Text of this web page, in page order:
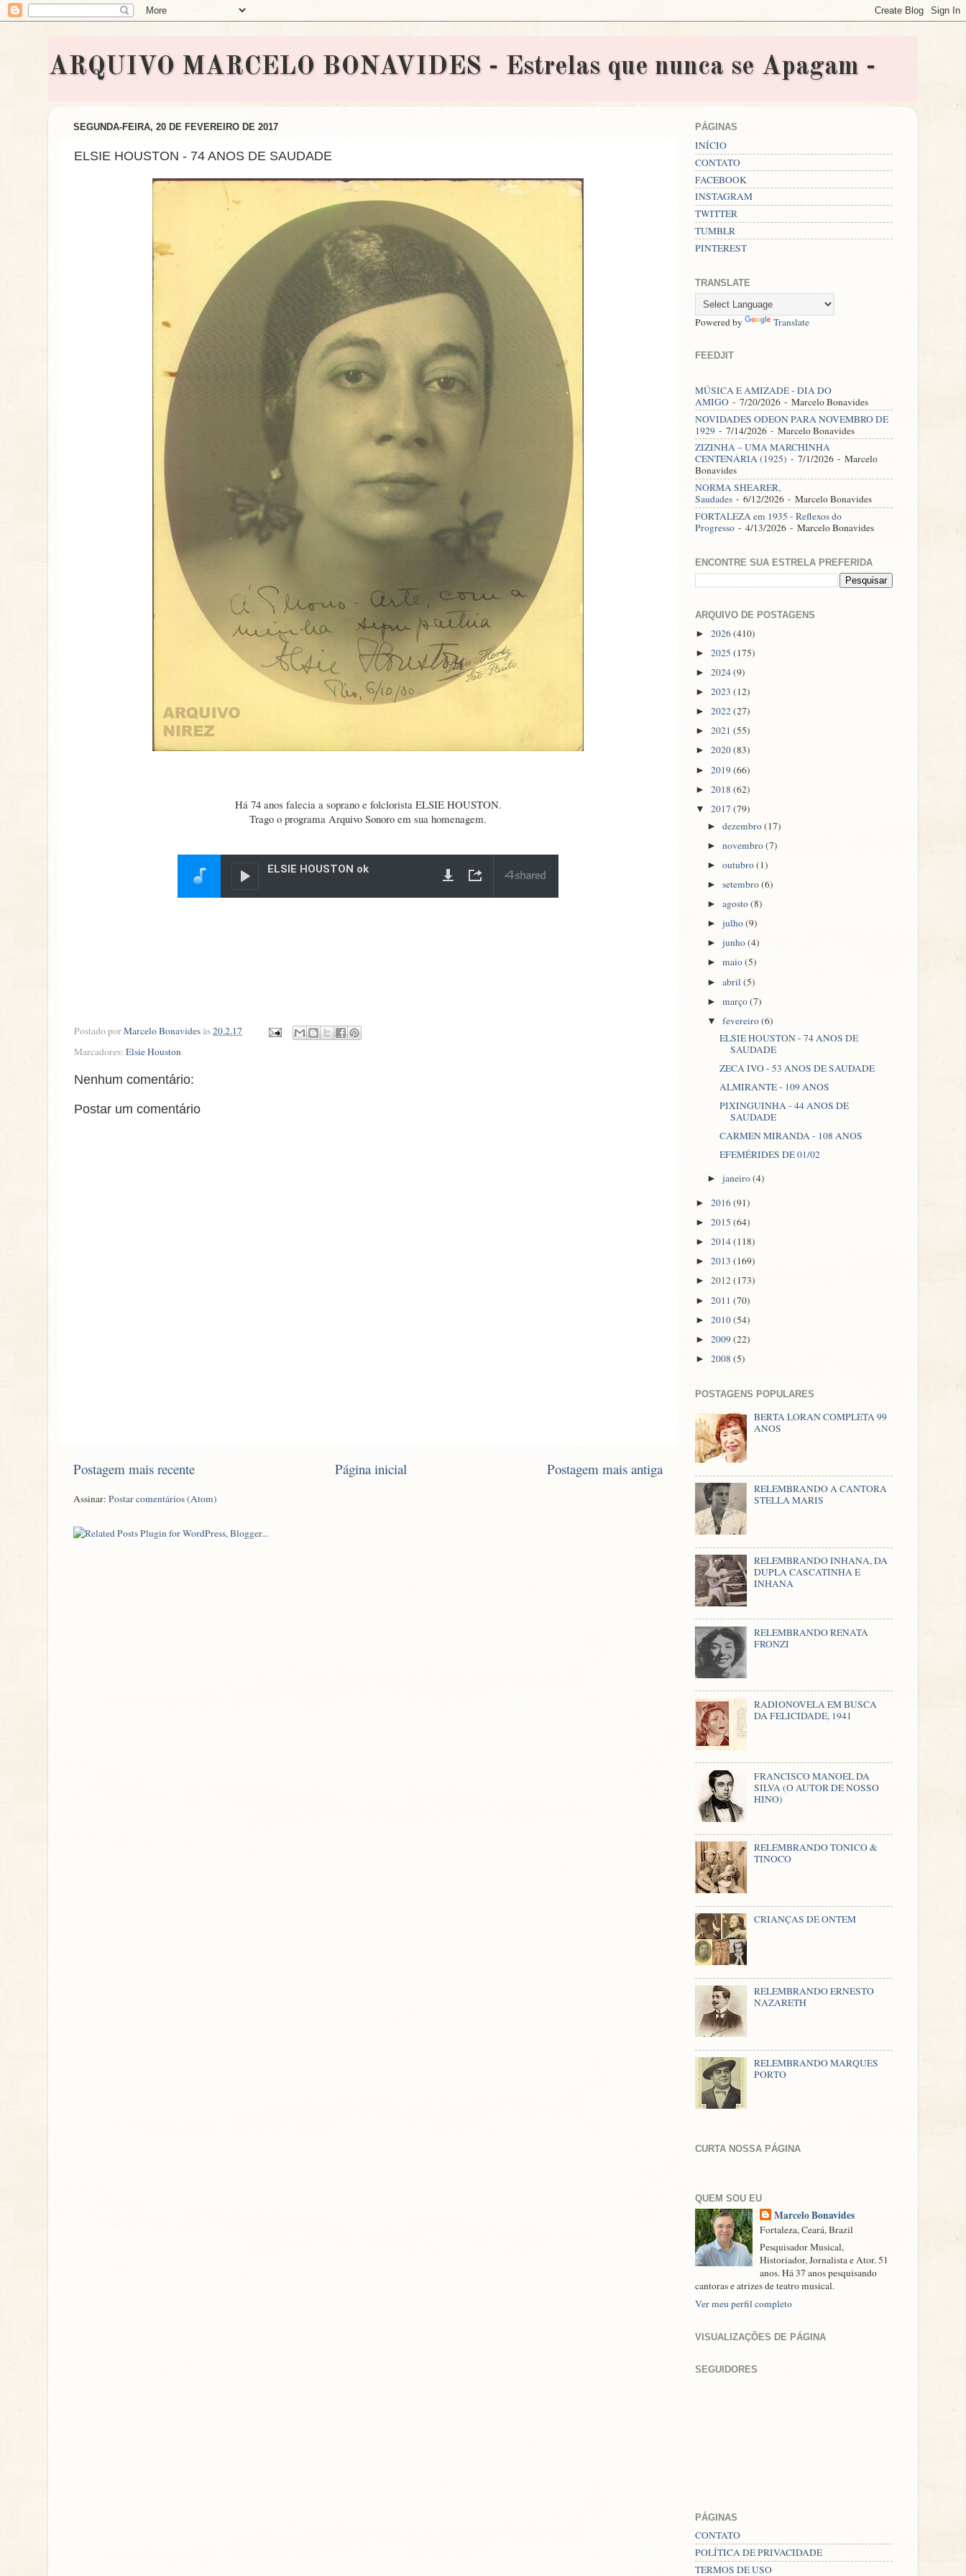
ARQUIVO MARCELO BONAVIDES - Estrelas que nunca se Apagam -
SEGUNDA-FEIRA, 20 DE FEVEREIRO DE 2017
ELSIE HOUSTON - 74 ANOS DE SAUDADE
Há 74 anos falecia a soprano e folclorista ELSIE HOUSTON.
Trago o programa Arquivo Sonoro em sua homenagem.
Postado porMarcelo Bonavidesàs20.2.17
Marcadores: Elsie Houston
Nenhum comentário:
Postar um comentário
Postagem mais recente Postagem mais antiga
Página inicial
Assinar: Postar comentários (Atom)
PÁGINAS
INÍCIO
CONTATO
FACEBOOK
INSTAGRAM
TWITTER
TUMBLR
PINTEREST
TRANSLATE
Powered by Translate
FEEDJIT
MÚSICA E AMIZADE - DIA DO
AMIGO - 7/20/2026 - Marcelo Bonavides
NOVIDADES ODEON PARA NOVEMBRO DE
1929 - 7/14/2026 - Marcelo Bonavides
ZIZINHA – UMA MARCHINHA
CENTENÁRIA (1925) - 7/1/2026 - Marcelo
Bonavides
NORMA SHEARER,
Saudades - 6/12/2026 - Marcelo Bonavides
FORTALEZA em 1935 - Reflexos do
Progresso - 4/13/2026 - Marcelo Bonavides
ENCONTRE SUA ESTRELA PREFERIDA
ARQUIVO DE POSTAGENS
► 2026(410)
► 2025 (175)
► 2024(9)
► 2023 (12)
► 2022(27)
► 2021 (55)
► 2020(83)
► 2019(66)
► 2018 (62)
▼ 2017 (79)
►dezembro(17)
►novembro(7)
►outubro(1)
►setembro(6)
►agosto(8)
►julho(9)
►junho(4)
►maio(5)
►abril(5)
►março(7)
▼fevereiro(6)
ELSIE HOUSTON - 74 ANOS DE
SAUDADE
ZECA IVO - 53 ANOS DE SAUDADE
ALMIRANTE - 109 ANOS
PIXINGUINHA - 44 ANOS DE
SAUDADE
CARMEN MIRANDA - 108 ANOS
EFEMÉRIDES DE 01/02
►janeiro(4)
► 2016(91)
► 2015 (64)
► 2014(118)
► 2013 (169)
► 2012(173)
► 2011 (70)
► 2010(54)
► 2009(22)
► 2008 (5)
POSTAGENS POPULARES
BERTA LORAN COMPLETA 99
ANOS
RELEMBRANDO A CANTORA
STELLA MARIS
RELEMBRANDO INHANA, DA
DUPLA CASCATINHA E
INHANA
RELEMBRANDO RENATA
FRONZI
RADIONOVELA EM BUSCA
DA FELICIDADE, 1941
FRANCISCO MANOEL DA
SILVA (O AUTOR DE NOSSO
HINO)
RELEMBRANDO TONICO &
TINOCO
CRIANÇAS DE ONTEM
RELEMBRANDO ERNESTO
NAZARETH
RELEMBRANDO MARQUES
PORTO
CURTA NOSSA PÁGINA
QUEM SOU EU
Marcelo Bonavides
Fortaleza, Ceará, Brazil
Pesquisador Musical,
Historiador, Jornalista e Ator. 51
anos. Há 37 anos pesquisando
cantoras e atrizes de teatro musical.
Ver meu perfil completo
VISUALIZAÇÕES DE PÁGINA
SEGUIDORES
PÁGINAS
CONTATO
POLÍTICA DE PRIVACIDADE
TERMOS DE USO